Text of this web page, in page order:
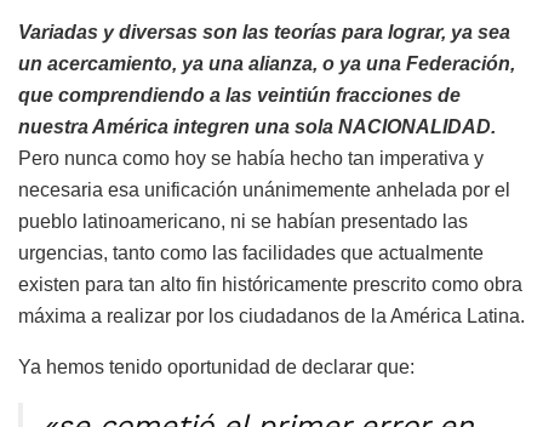
Variadas y diversas son las teorías para lograr, ya sea
un acercamiento, ya una alianza, o ya una Federación,
que comprendiendo a las veintiún fracciones de
nuestra América integren una sola NACIONALIDAD.
Pero nunca como hoy se había hecho tan imperativa y
necesaria esa unificación unánimemente anhelada por el
pueblo latinoamericano, ni se habían presentado las
urgencias, tanto como las facilidades que actualmente
existen para tan alto fin históricamente prescrito como obra
máxima a realizar por los ciudadanos de la América Latina.
Ya hemos tenido oportunidad de declarar que: